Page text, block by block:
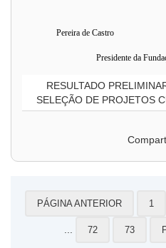
Pereira de Castro
Presidente da
RESULTADO
SELEÇÃO DE PROJETOS
PÁGINA ANTERIOR 1
72 73